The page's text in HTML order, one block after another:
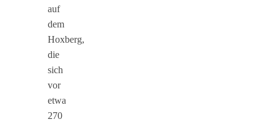
auf
dem
Hoxberg,
die
sich
vor
etwa
270